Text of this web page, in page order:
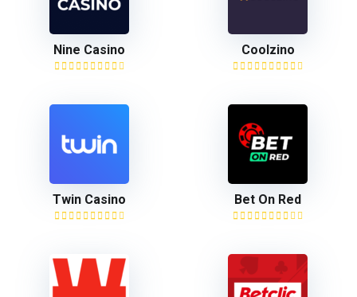
Nine Casino Coolzino
Twin Casino Bet On Red